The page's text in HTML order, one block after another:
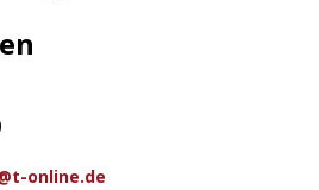
online.de